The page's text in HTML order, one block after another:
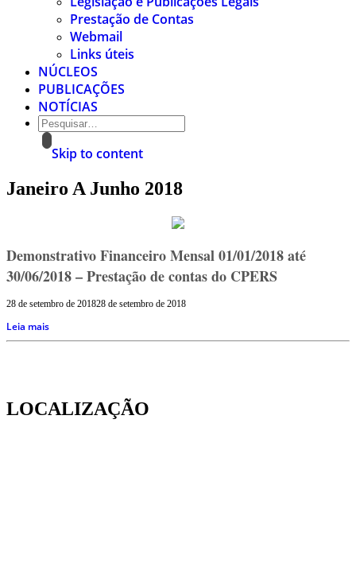
Prestação de Contas
Webmail
Links úteis
NÚCLEOS
PUBLICAÇÕES
NOTÍCIAS
Skip to content
Janeiro A Junho 2018
Demonstrativo Financeiro Mensal 01/01/2018 até
30/06/2018 – Prestação de contas do CPERS
28 de setembro de 201828 de setembro de 2018
Leia mais
LOCALIZAÇÃO